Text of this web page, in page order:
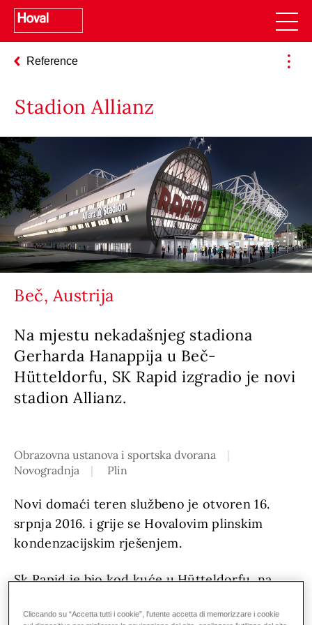
Reference
Stadion Allianz
Beč, Austrija
Na mjestu nekadašnjeg stadiona
Gerharda Hanappija u Beč-
Hütteldorfu, SK Rapid izgradio je novi
stadion Allianz.
Obrazovna ustanova i sportska dvorana
Novogradnja
Plin
Novi domaći teren službeno je otvoren 16.
srpnja 2016. i grije se Hovalovim plinskim
kondenzacijskim rješenjem.
Sk Rapid je bio kod kuće u Hütteldorfu, na
nekadašnjeg stadiona Gerharda Hanappija, SK
Cliccando su “Accetta tutti i cookie”, l'utente accetta di memorizzare i cookie